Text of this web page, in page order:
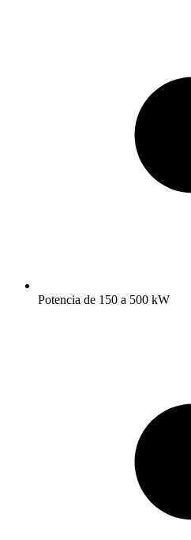
Potencia de 150 a 500 kW